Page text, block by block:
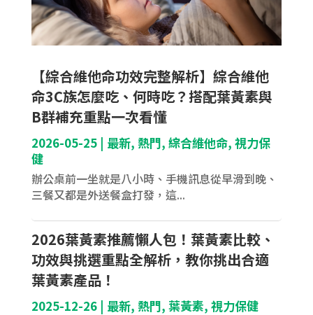
【綜合維他命功效完整解析】綜合維他
命3C族怎麼吃、何時吃？搭配葉黃素與
B群補充重點一次看懂
2026-05-25| 最新, 熱門, 綜合維他命, 視力保
健
辦公桌前一坐就是八小時、手機訊息從早滑到晚、
三餐又都是外送餐盒打發，這...
2026葉黃素推薦懶人包！葉黃素比較、
功效與挑選重點全解析，教你挑出合適
葉黃素產品！
2025-12-26| 最新, 熱門, 葉黃素, 視力保健